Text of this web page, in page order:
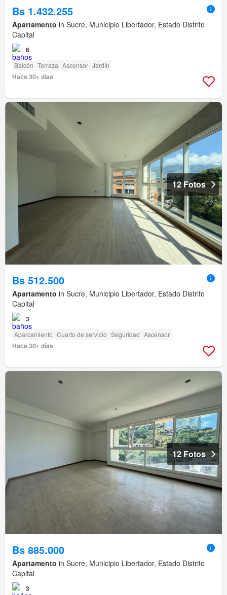
Bs 1.432.255
Apartamento in Sucre, Municipio Libertador, Estado Distrito
Capital
6
Balcón Terraza Ascensor Jardín
Hace 30+ días
12 Fotos
Bs 512.500
Apartamento in Sucre, Municipio Libertador, Estado Distrito
Capital
3
Aparcamiento Cuarto de servicio Seguridad Ascensor
Hace 30+ días
12 Fotos
Bs 885.000
Apartamento in Sucre, Municipio Libertador, Estado Distrito
Capital
3